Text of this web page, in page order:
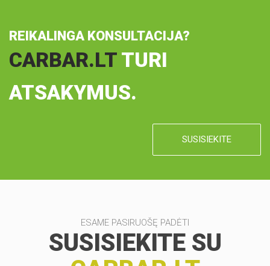
REIKALINGA KONSULTACIJA?
CARBAR.LT TURI
ATSAKYMUS.
SUSISIEKITE
ESAME PASIRUOŠĘ PADĖTI
SUSISIEKITE SU